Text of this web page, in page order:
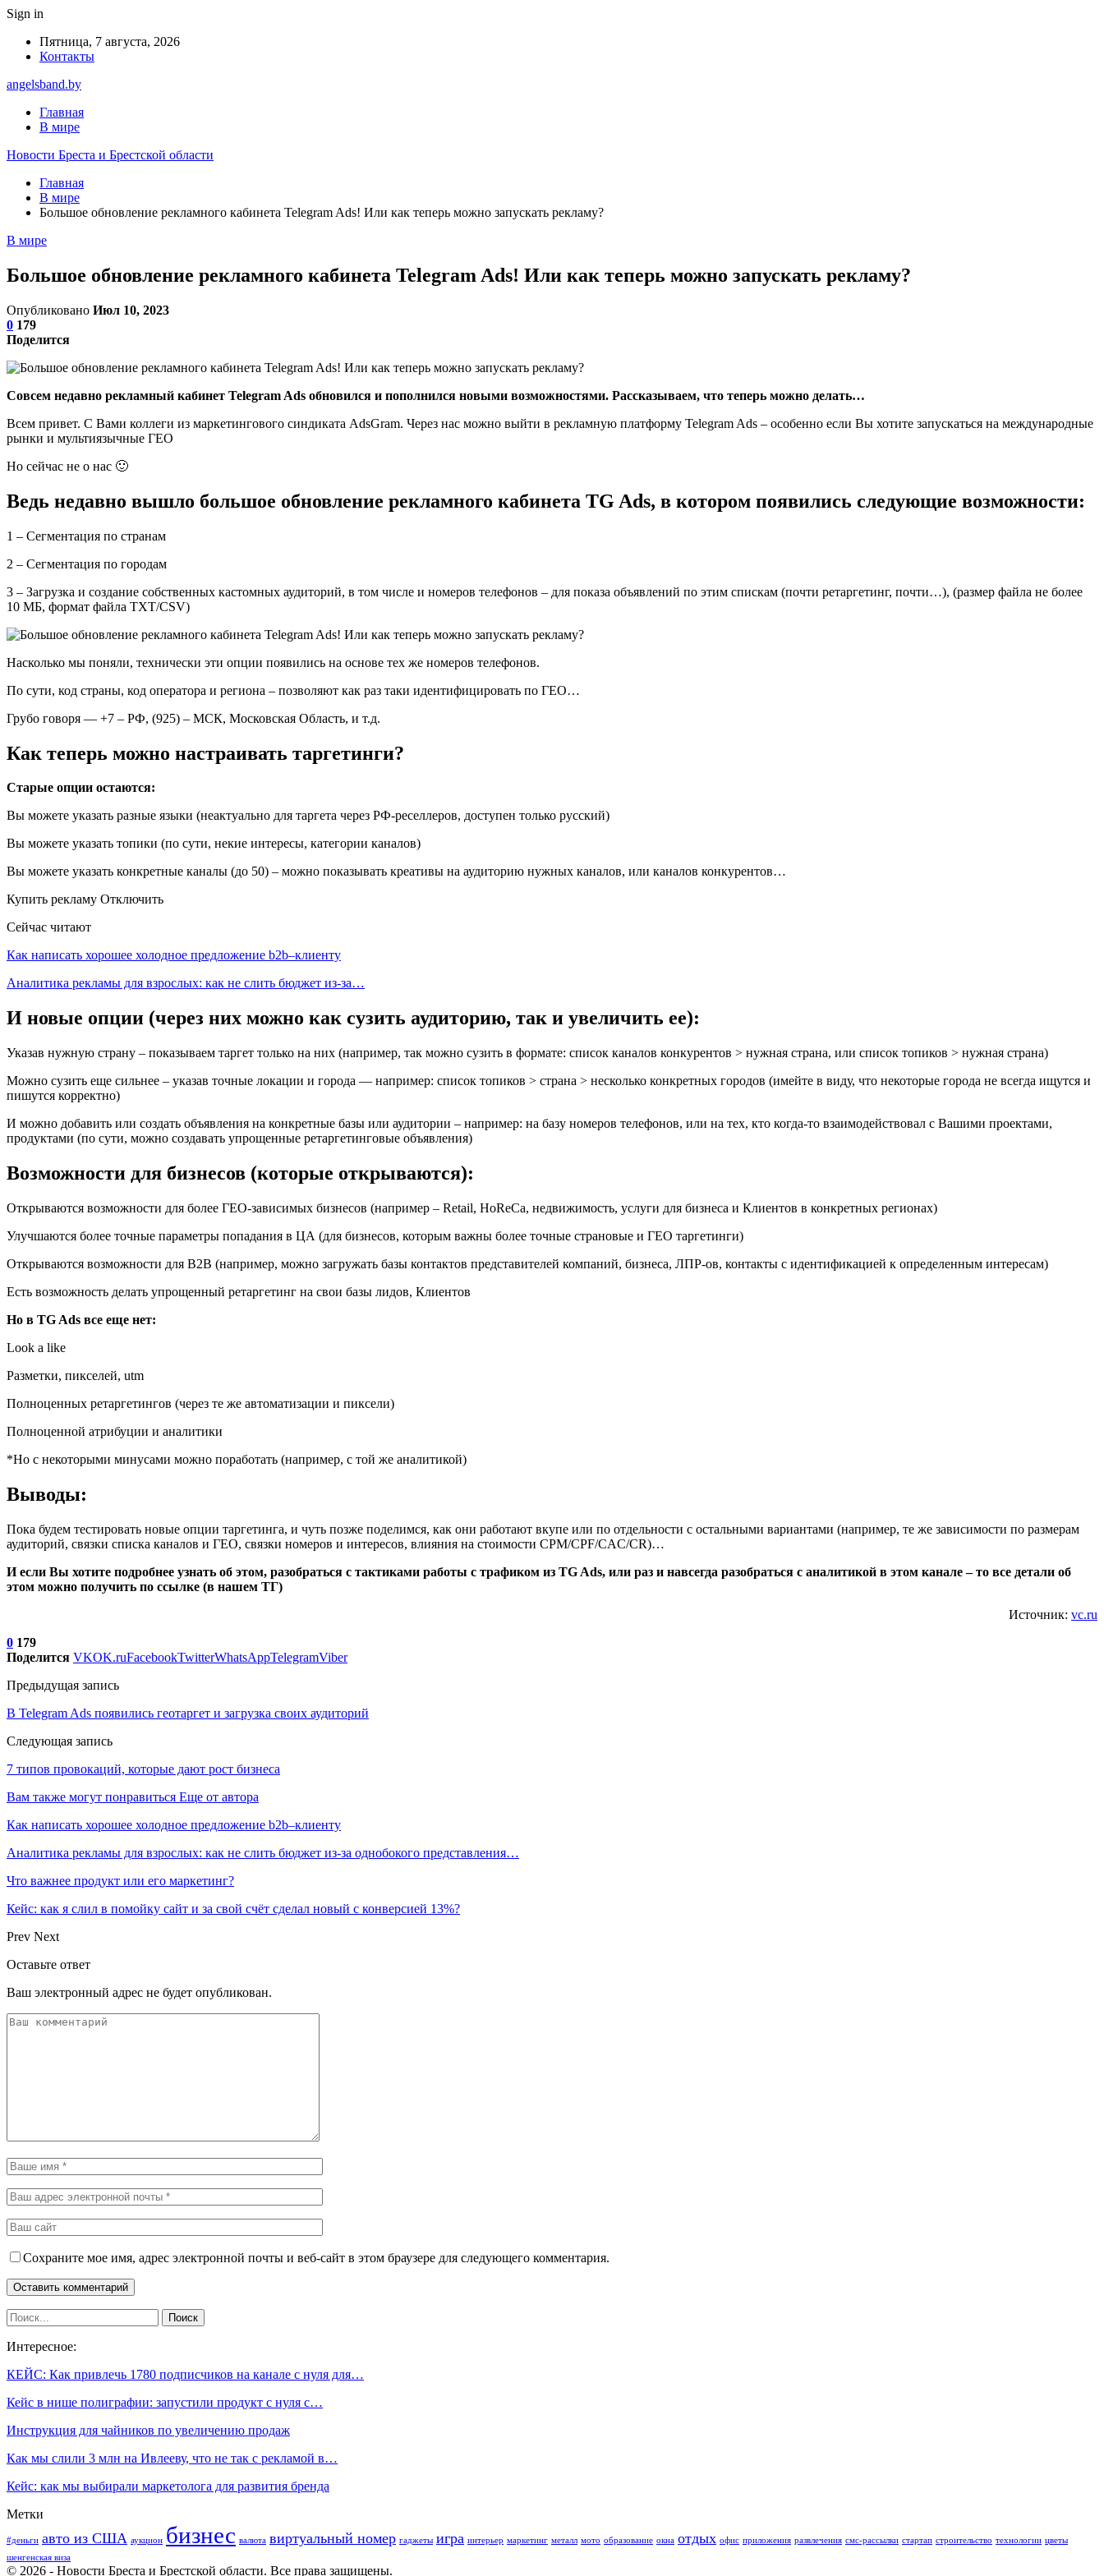
Sign in
Пятница, 7 августа, 2026
Контакты
angelsband.by
Главная
В мире
Новости Бреста и Брестской области
Главная
В мире
Большое обновление рекламного кабинета Telegram Ads! Или как теперь можно запускать рекламу?
В мире
Большое обновление рекламного кабинета Telegram Ads! Или как теперь можно запускать рекламу?
Опубликовано Июл 10, 2023
0 179
Поделится
Совсем недавно рекламный кабинет Telegram Ads обновился и пополнился новыми возможностями. Рассказываем, что теперь можно делать…
Всем привет. С Вами коллеги из маркетингового синдиката AdsGram. Через нас можно выйти в рекламную платформу Telegram Ads – особенно если Вы хотите запускаться на международные
рынки и мультиязычные ГЕО
Но сейчас не о нас 🙂
Ведь недавно вышло большое обновление рекламного кабинета TG Ads, в котором появились следующие возможности:
1 – Сегментация по странам
2 – Сегментация по городам
3 – Загрузка и создание собственных кастомных аудиторий, в том числе и номеров телефонов – для показа объявлений по этим спискам (почти ретаргетинг, почти…), (размер файла не более
10 МБ, формат файла TXT/CSV)
Насколько мы поняли, технически эти опции появились на основе тех же номеров телефонов.
По сути, код страны, код оператора и региона – позволяют как раз таки идентифицировать по ГЕО…
Грубо говоря — +7 – РФ, (925) – МСК, Московская Область, и т.д.
Как теперь можно настраивать таргетинги?
Старые опции остаются:
Вы можете указать разные языки (неактуально для таргета через РФ-реселлеров, доступен только русский)
Вы можете указать топики (по сути, некие интересы, категории каналов)
Вы можете указать конкретные каналы (до 50) – можно показывать креативы на аудиторию нужных каналов, или каналов конкурентов…
Купить рекламу Отключить
Сейчас читают
Как написать хорошее холодное предложение b2b–клиенту
Аналитика рекламы для взрослых: как не слить бюджет из-за…
И новые опции (через них можно как сузить аудиторию, так и увеличить ее):
Указав нужную страну – показываем таргет только на них (например, так можно сузить в формате: список каналов конкурентов > нужная страна, или список топиков > нужная страна)
Можно сузить еще сильнее – указав точные локации и города — например: список топиков > страна > несколько конкретных городов (имейте в виду, что некоторые города не всегда ищутся и
пишутся корректно)
И можно добавить или создать объявления на конкретные базы или аудитории – например: на базу номеров телефонов, или на тех, кто когда-то взаимодействовал с Вашими проектами,
продуктами (по сути, можно создавать упрощенные ретаргетинговые объявления)
Возможности для бизнесов (которые открываются):
Открываются возможности для более ГЕО-зависимых бизнесов (например – Retail, HoReCa, недвижимость, услуги для бизнеса и Клиентов в конкретных регионах)
Улучшаются более точные параметры попадания в ЦА (для бизнесов, которым важны более точные страновые и ГЕО таргетинги)
Открываются возможности для B2B (например, можно загружать базы контактов представителей компаний, бизнеса, ЛПР-ов, контакты с идентификацией к определенным интересам)
Есть возможность делать упрощенный ретаргетинг на свои базы лидов, Клиентов
Но в TG Ads все еще нет:
Look a like
Разметки, пикселей, utm
Полноценных ретаргетингов (через те же автоматизации и пиксели)
Полноценной атрибуции и аналитики
*Но с некоторыми минусами можно поработать (например, с той же аналитикой)
Выводы:
Пока будем тестировать новые опции таргетинга, и чуть позже поделимся, как они работают вкупе или по отдельности с остальными вариантами (например, те же зависимости по размерам
аудиторий, связки списка каналов и ГЕО, связки номеров и интересов, влияния на стоимости CPM/CPF/CAC/CR)…
И если Вы хотите подробнее узнать об этом, разобраться с тактиками работы с трафиком из TG Ads, или раз и навсегда разобраться с аналитикой в этом канале – то все детали об
этом можно получить по ссылке (в нашем ТГ)
Источник: vc.ru
0 179
Поделится VKOK.ruFacebookTwitterWhatsAppTelegramViber
Предыдущая запись
В Telegram Ads появились геотаргет и загрузка своих аудиторий
Следующая запись
7 типов провокаций, которые дают рост бизнеса
Вам также могут понравиться Еще от автора
Как написать хорошее холодное предложение b2b–клиенту
Аналитика рекламы для взрослых: как не слить бюджет из-за однобокого представления…
Что важнее продукт или его маркетинг?
Кейс: как я слил в помойку сайт и за свой счёт сделал новый с конверсией 13%?
Prev Next
Оставьте ответ
Ваш электронный адрес не будет опубликован.
Сохраните мое имя, адрес электронной почты и веб-сайт в этом браузере для следующего комментария.
Интересное:
КЕЙС: Как привлечь 1780 подписчиков на канале с нуля для…
Кейс в нише полиграфии: запустили продукт с нуля с…
Инструкция для чайников по увеличению продаж
Как мы слили 3 млн на Ивлееву, что не так с рекламой в…
Кейс: как мы выбирали маркетолога для развития бренда
Метки
#деньги авто из США аукцион бизнес валюта виртуальный номер гаджеты игра интерьер маркетинг металл мото образование окна отдых офис приложения развлечения смс-рассылки стартап строительство технологии цветы
шенгенская виза
© 2026 - Новости Бреста и Брестской области. Все права защищены.